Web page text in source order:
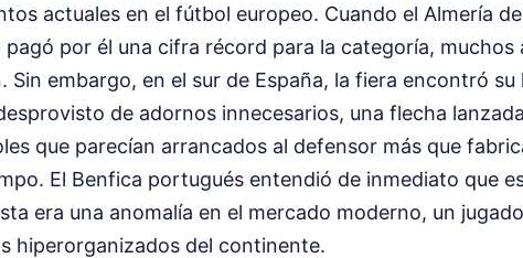
actuales en el fútbol europeo. Cuando el Almería
pagó por él una cifra récord para la categoría, muchos
Sin embargo, en el sur de España, la fiera encontró
de adornos innecesarios, una flecha
que parecían arrancados al defensor más que
El Benfica portugués entendió de inmediato que
era una anomalía en el mercado moderno, un
hiperorganizados del continente.